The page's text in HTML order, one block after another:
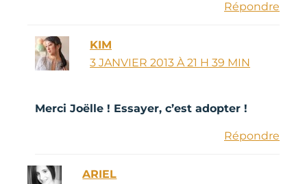
Répondre
KIM
3 JANVIER 2013 À 21 H 39 MIN
Merci Joëlle ! Essayer, c’est adopter !
Répondre
ARIEL